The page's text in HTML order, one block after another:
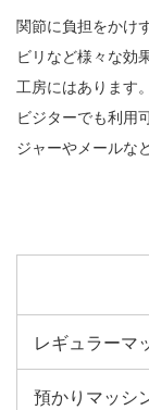
サポートプラ
関節に負担をかけ
ビリなど様々な効
工房にはあります。
ビジターでも利用
ジャーやメールな
レギュラーマ
預かりマッシ